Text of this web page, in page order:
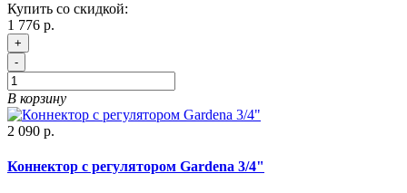
Купить со скидкой:
1 776 р.
+
-
В корзину
2 090 р.
Коннектор с регулятором Gardena 3/4"